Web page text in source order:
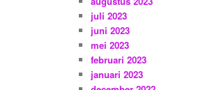
juli 2023
juni 2023
mei 2023
februari 2023
januari 2023